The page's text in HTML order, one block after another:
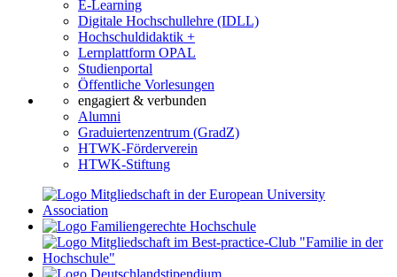
E-Learning
Digitale Hochschullehre (IDLL)
Hochschuldidaktik +
Lernplattform OPAL
Studienportal
Öffentliche Vorlesungen
engagiert & verbunden
Alumni
Graduiertenzentrum (GradZ)
HTWK-Förderverein
HTWK-Stiftung